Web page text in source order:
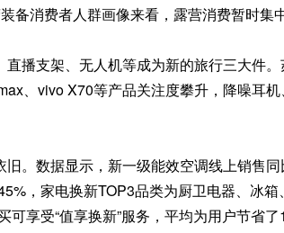
备消费者人群画像来看，露营消费暂时集
支架、无人机等成为新的旅行三大件。
、vivo X70等产品关注度攀升，降噪耳
数据显示，新一级能效空调线上销售同
，家电换新TOP3品类为厨卫电器、冰
享受“值享换新”服务，平均为用户节省了